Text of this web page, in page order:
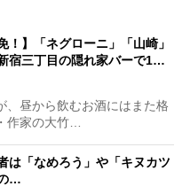
！】「ネグローニ」「山崎」
宿三丁目の隠れ家バーで1…
昼から飲むお酒にはまた格
作家の大竹…
は「なめろう」や「キヌカツ
…